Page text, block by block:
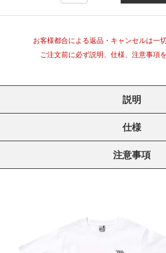
お客様都合による返品・キャンセルは一
ご注文前に必ず説明、仕様、注意事項
説明
仕様
注意事項